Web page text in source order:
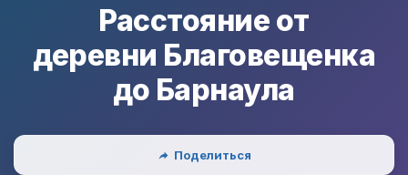
Расстояние от
деревни Благовещенка
до Барнаула
Поделиться